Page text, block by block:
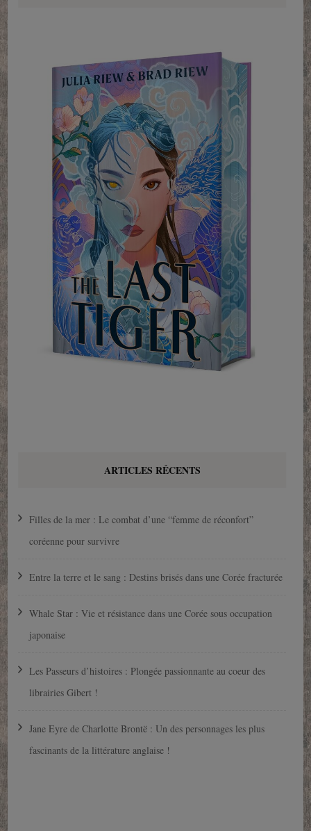
ARTICLES RÉCENTS
Filles de la mer : Le combat d’une “femme de réconfort”
coréenne pour survivre
Entre la terre et le sang : Destins brisés dans une Corée fracturée
Whale Star : Vie et résistance dans une Corée sous occupation
japonaise
Les Passeurs d’histoires : Plongée passionnante au coeur des
librairies Gibert !
Jane Eyre de Charlotte Brontë : Un des personnages les plus
fascinants de la littérature anglaise !